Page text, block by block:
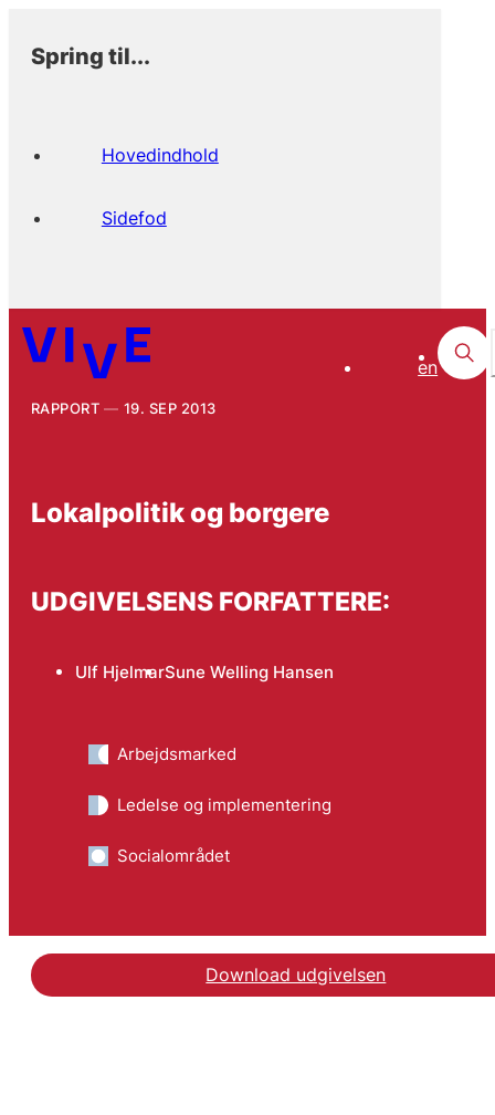
Spring til...
Hovedindhold
Sidefod
en
RAPPORT 19. SEP 2013
Lokalpolitik og borgere
UDGIVELSENS FORFATTERE:
Ulf HjelmarSune Welling Hansen
Arbejdsmarked
Ledelse og implementering
Socialområdet
Download udgivelsen